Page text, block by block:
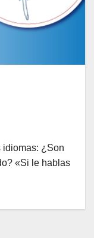
idiomas: ¿Son
«Si le hablas